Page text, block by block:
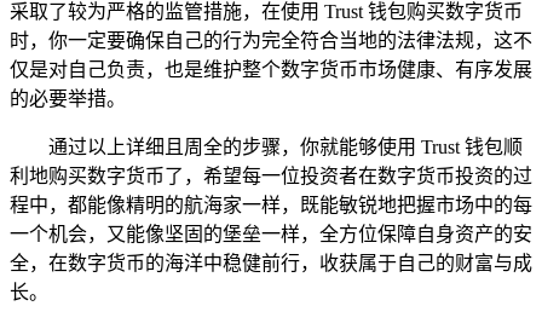
采取了较为严格的监管措施，在使用 Trust 钱包购买数字货币
时，你一定要确保自己的行为完全符合当地的法律法规，这不
仅是对自己负责，也是维护整个数字货币市场健康、有序发展
的必要举措。
通过以上详细且周全的步骤，你就能够使用 Trust 钱包顺
利地购买数字货币了，希望每一位投资者在数字货币投资的过
程中，都能像精明的航海家一样，既能敏锐地把握市场中的每
一个机会，又能像坚固的堡垒一样，全方位保障自身资产的安
全，在数字货币的海洋中稳健前行，收获属于自己的财富与成
长。